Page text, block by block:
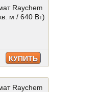
Raychem
м / 640 Вт)
КУПИТЬ
Raychem